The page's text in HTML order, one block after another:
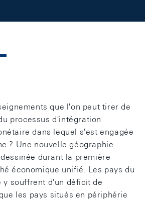
que l'on peut tirer de
processus d'intégration
dans lequel s'est engagée
? Une nouvelle géographie
durant la première
économique unifié. Les pays du
y souffrent d'un déficit de
les pays situés en périphérie